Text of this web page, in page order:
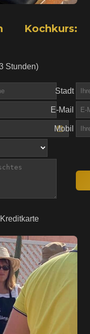
Kochkurs:
Stunden)
Stadt
E-Mail
Mobil